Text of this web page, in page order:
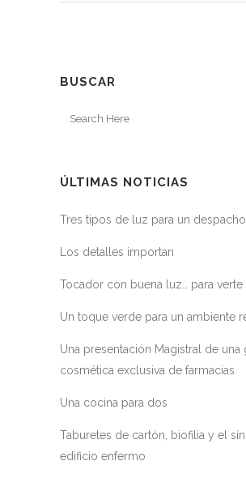
BUSCAR
ÚLTIMAS NOTICIAS
Tres tipos de luz para un
Los detalles importan
Tocador con buena luz… para
Un toque verde para un ambiente
Una presentación Magistral de una
cosmética exclusiva de farmacias
Una cocina para dos
Taburetes de cartón, biofilia y el
edificio enfermo